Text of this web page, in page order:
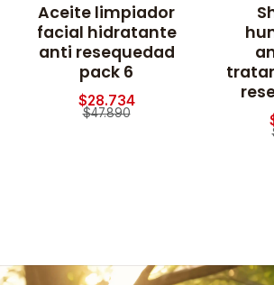
-40% OFF
Aceite limpiador
facial hidratante
anti resequedad
pack 6
$28.734
$47.890
-70%